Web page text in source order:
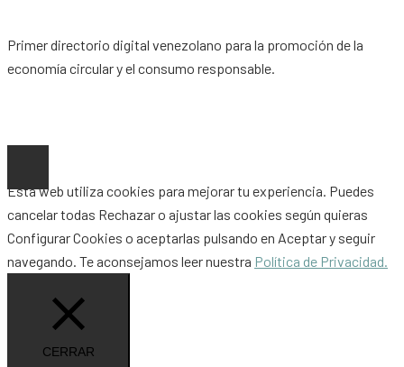
Primer directorio digital venezolano para la promoción de la
economía circular y el consumo responsable.
Esta web utiliza cookies para mejorar tu experiencia. Puedes
cancelar todas Rechazaro ajustar las cookies según quieras
Configurar Cookies o aceptarlas pulsando en Aceptary seguir
navegando. Te aconsejamos leer nuestra Política de Privacidad.
CERRAR